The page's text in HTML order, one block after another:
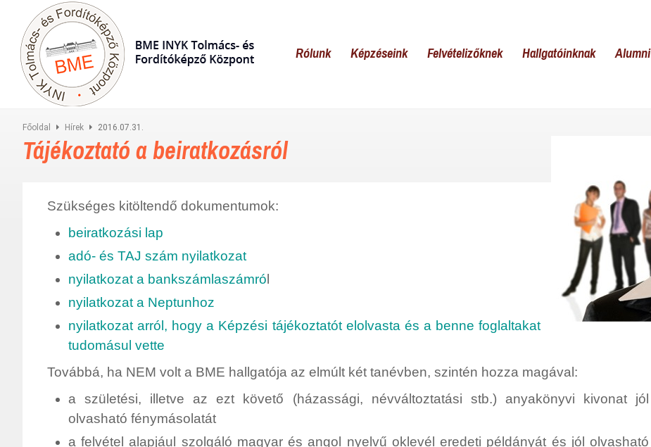
Rólunk Képzéseink Felvételizőknek Hallgatóinknak Alumni
Főoldal Hírek 2016.07.31.
Tájékoztató a beiratkozásról
Szükséges kitöltendő dokumentumok:
beiratkozási lap
adó- és TAJ szám nyilatkozat
nyilatkozat a bankszámlaszámró
nyilatkozat a Neptunhoz
nyilatkozat arról, hogy a Képzési tájékoztatót elolvasta és a benne foglaltakat
tudomásul vette
Továbbá, ha NEM volt a BME hallgatója az elmúlt két tanévben, szintén hozza magával:
a születési, illetve az ezt követő (házassági, névváltoztatási stb.) anyakönyvi kivonat jól
olvasható fénymásolatát
a felvétel alapjául szolgáló magyar és angol nyelvű oklevél eredeti példányát és jól olvasható